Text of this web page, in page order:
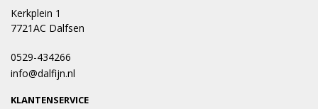
Kerkplein 1
7721AC Dalfsen
0529-434266
info@dalfijn.nl
KLANTENSERVICE